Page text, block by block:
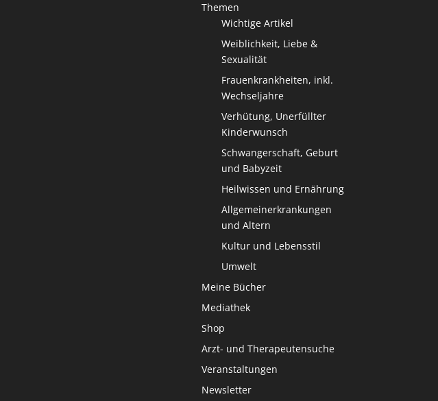
Themen
Wichtige Artikel
Weiblichkeit, Liebe &
Sexualität
Frauenkrankheiten, inkl.
Wechseljahre
Verhütung, Unerfüllter
Kinderwunsch
Schwangerschaft, Geburt
und Babyzeit
Heilwissen und Ernährung
Allgemeinerkrankungen
und Altern
Kultur und Lebensstil
Umwelt
Meine Bücher
Mediathek
Shop
Arzt- und Therapeutensuche
Veranstaltungen
Newsletter